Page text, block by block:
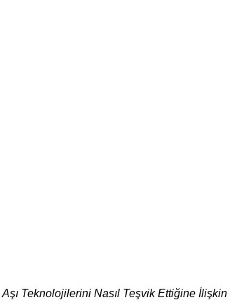
Teknolojilerini Nasıl Teşvik Ettiğine